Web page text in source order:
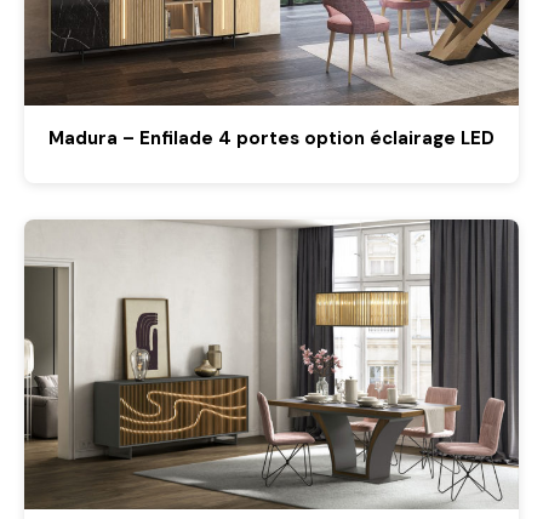
Madura – Enfilade 4 portes option éclairage LED